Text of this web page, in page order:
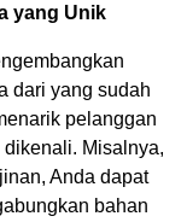
yang Unik
dari yang sudah
pelanggan
Misalnya,
Anda dapat
bahan